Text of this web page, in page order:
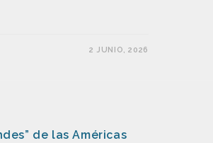
2 JUNIO, 2026
de las Américas